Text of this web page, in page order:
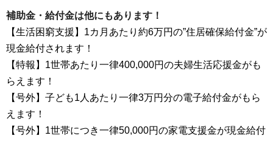
補助金・給付金は他にもあります！
【生活困窮支援】1カ月あたり約6万円の”住居確保給付金”が
現金給付されます！
【特報】1世帯あたり一律400,000円の夫婦生活応援金がも
らえます！
【号外】子ども1人あたり一律3万円分の電子給付金がもら
えます！
【号外】1世帯につき一律50,000円の家電支援金が現金給付